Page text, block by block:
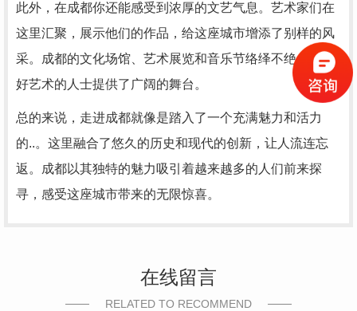
此外，在成都你还能感受到浓厚的文艺气息。艺术家们在
这里汇聚，展示他们的作品，给这座城市增添了别样的风
采。成都的文化场馆、艺术展览和音乐节络绎不绝，为爱
好艺术的人士提供了广阔的舞台。
总的来说，走进成都就像是踏入了一个充满魅力和活力
的..。这里融合了悠久的历史和现代的创新，让人流连忘
返。成都以其独特的魅力吸引着越来越多的人们前来探
寻，感受这座城市带来的无限惊喜。
在线留言
RELATED TO RECOMMEND